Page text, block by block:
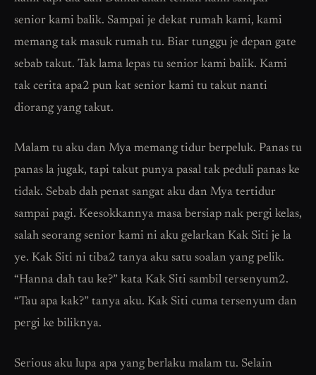
senior kami balik. Sampai je dekat rumah kami, kami
memang tak masuk rumah tu. Biar tunggu je depan gate
sebab takut. Tak lama lepas tu senior kami balik. Kami
tak cerita apa2 pun kat senior kami tu takut nanti
diorang yang takut.
Malam tu aku dan Mya memang tidur berpeluk. Panas tu
panas la jugak, tapi takut punya pasal tak peduli panas ke
tidak. Sebab dah penat sangat aku dan Mya tertidur
sampai pagi. Keesokkannya masa bersiap nak pergi kelas,
salah seorang senior kami ni aku gelarkan Kak Siti je la
ye. Kak Siti ni tiba2 tanya aku satu soalan yang pelik.
“Hanna dah tau ke?” kata Kak Siti sambil tersenyum2.
“Tau apa kak?” tanya aku. Kak Siti cuma tersenyum dan
pergi ke biliknya.
Serious aku lupa apa yang berlaku malam tu. Selain